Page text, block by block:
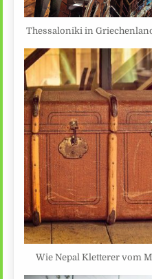
Thessaloniki in
Wie Nepal Kletterer vom